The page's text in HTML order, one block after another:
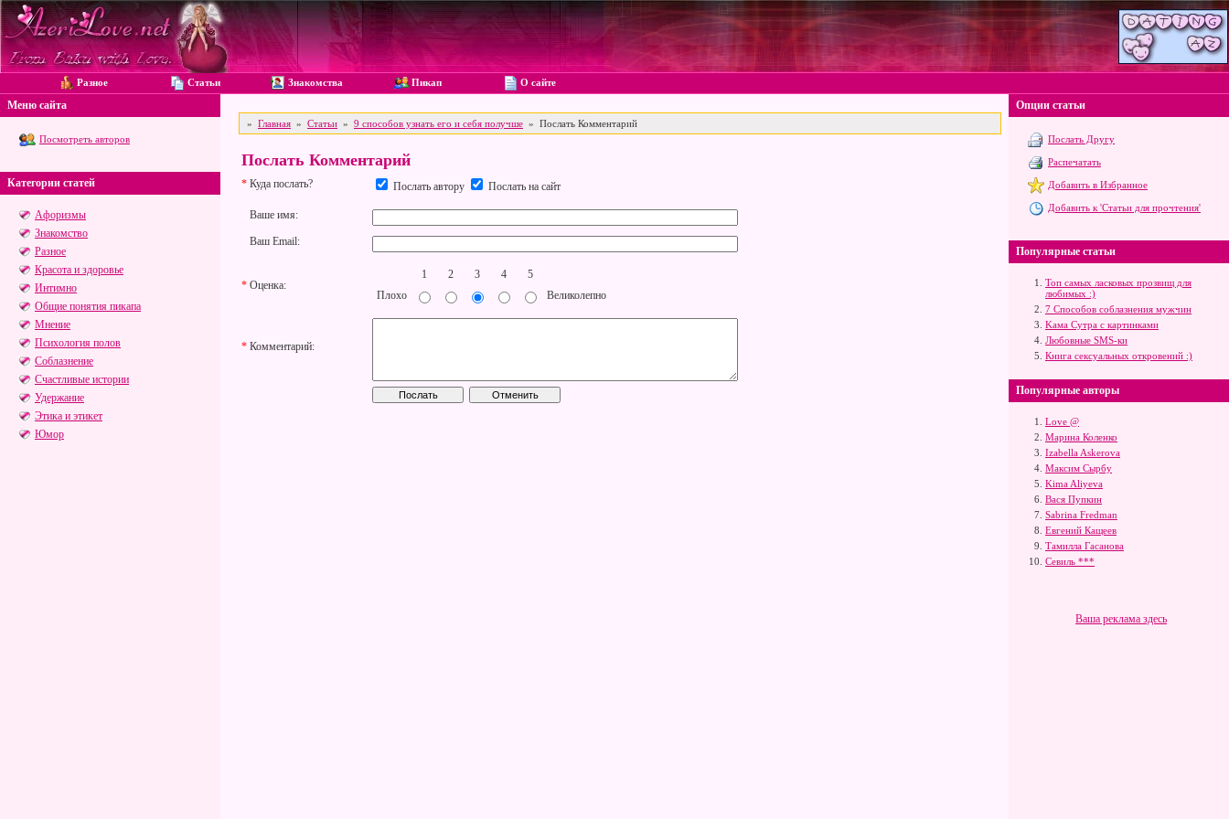
Разное Статьи Знакомства Пикап О сайте
Меню сайта
Посмотреть авторов
Категории статей
Афоризмы
Знакомство
Разное
Красота и здоровье
Интимно
Общие понятия пикапа
Мнение
Психология полов
Соблазнение
Счастливые истории
Удержание
Этика и этикет
Юмор
» Главная » Статьи » 9 способов узнать его и себя получше » Послать Комментарий
Послать Комментарий
* Куда послать? Послать автору Послать на сайт
Ваше имя:
Ваш Email:
* Оценка:
1 2 3 4
5
Плохо
Великолепно
* Комментарий:
Опции статьи
Послать Другу
Распечатать
Добавить в Избранное
Добавить к 'Статьи для прочтения'
Популярные статьи
Топ самых ласковых прозвищ для
любимых :)
7 Способов соблазнения мужчин
Kама Сутра с картинками
Любовные SMS-ки
Книга сексуальных откровений :)
Популярные авторы
Love @
Марина Коленко
Izabella Askerova
Максим Сырбу
Kima Aliyeva
Вася Пупкин
Sabrina Fredman
Евгений Кащеев
Тамилла Гасанова
Севиль ***
Ваша реклама здесь